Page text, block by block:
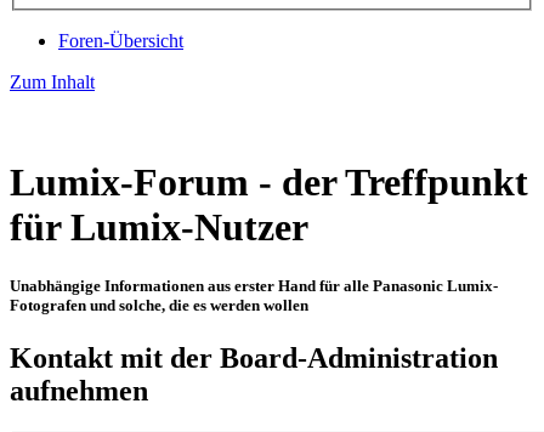
Foren-Übersicht
Zum Inhalt
Lumix-Forum - der Treffpunkt
für Lumix-Nutzer
Unabhängige Informationen aus erster Hand für alle Panasonic Lumix-
Fotografen und solche, die es werden wollen
Kontakt mit der Board-Administration
aufnehmen